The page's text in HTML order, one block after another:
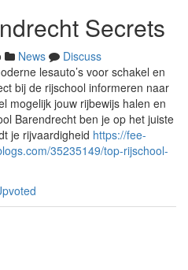
Secrets
News
Discuss
lesauto’s voor schakel en
bij de rijschool informeren naar
mogelijk jouw rijbewijs halen en
Barendrecht ben je op het juiste
je rijvaardigheid https://fee-
35235149/top-rijschool-